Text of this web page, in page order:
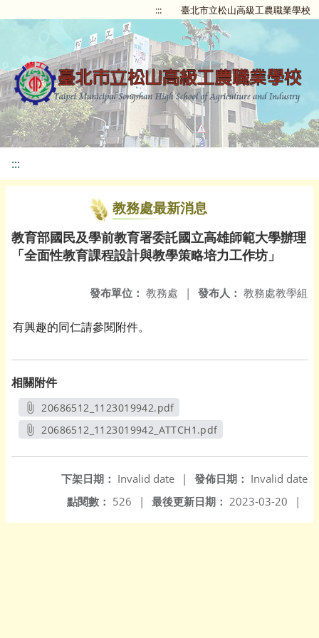
::: 臺北市立松山高級工農職業學校
:::
教務處最新消息
教育部國民及學前教育署委託國立高雄師範大學辦理
「全面性教育課程設計與教學策略培力工作坊」
發布人： 教務處教學組
發布單位： 教務處 |
有興趣的同仁請參閱附件。
相關附件
20686512_1123019942.pdf
另開新視窗
20686512_1123019942_ATTCH1.pdf
發佈日期： Invalid date
下架日期： Invalid date
|
最後更新日期： 2023-03-20 |
點閱數： 526 |